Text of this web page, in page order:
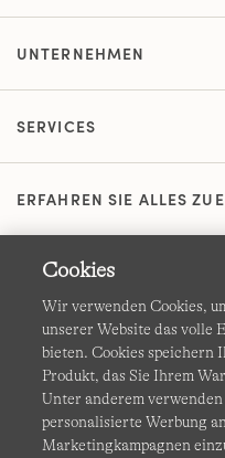
UNTERNEHMEN
SERVICES
ERFAHREN SIE ALLES
AGB
Cookies Ich möchte
Cookies
Wir verwenden Cookies,
unserer Website das volle
bieten. Cookies speichern
Produkt, das Sie Ihrem
Unter anderem
personalisierte Werbung
Marketingkampagnen